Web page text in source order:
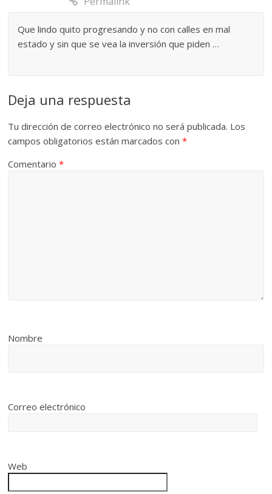
Que lindo quito progresando y no con calles en mal
estado y sin que se vea la inversión que piden …
Deja una respuesta
Tu dirección de correo electrónico no será publicada. Los
campos obligatorios están marcados con*
Comentario*
Nombre
Correo electrónico
Web